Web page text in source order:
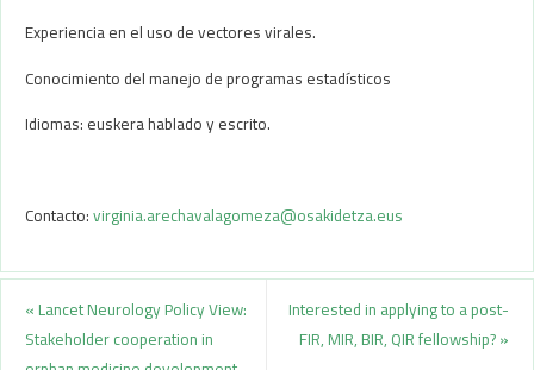
Experiencia en el uso de vectores virales.
Conocimiento del manejo de programas estadísticos
Idiomas: euskera hablado y escrito.
Contacto:virginia.arechavalagomeza@osakidetza.eus
« Lancet Neurology Policy View:
Stakeholder cooperation in
Interested in applying to a post-
FIR, MIR, BIR, QIR fellowship? »